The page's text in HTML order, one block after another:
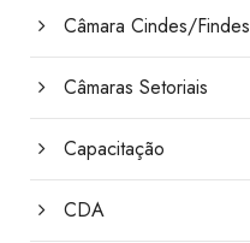
Câmara Cindes/Findes
Câmaras Setoriais
Capacitação
CDA